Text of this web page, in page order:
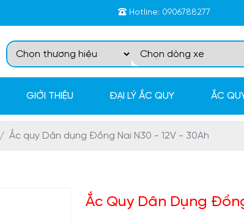
Hotline: 0906788277
GIỚI THIỆU ĐẠI LÝ ẮC QUY ẮC
Ắc quy Dân dụng Đồng Nai N30 - 12V - 30Ah
Ắc Quy Dân Dụng